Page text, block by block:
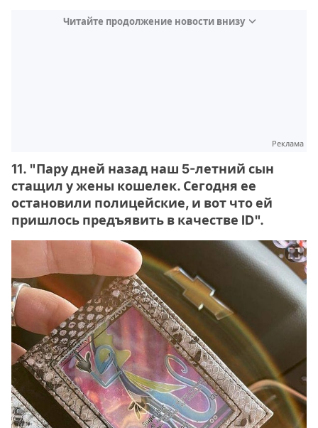
Читайте продолжение новости внизу
Реклама
11. "Пару дней назад наш 5-летний сын
стащил у жены кошелек. Сегодня ее
остановили полицейские, и вот что ей
пришлось предъявить в качестве ID".